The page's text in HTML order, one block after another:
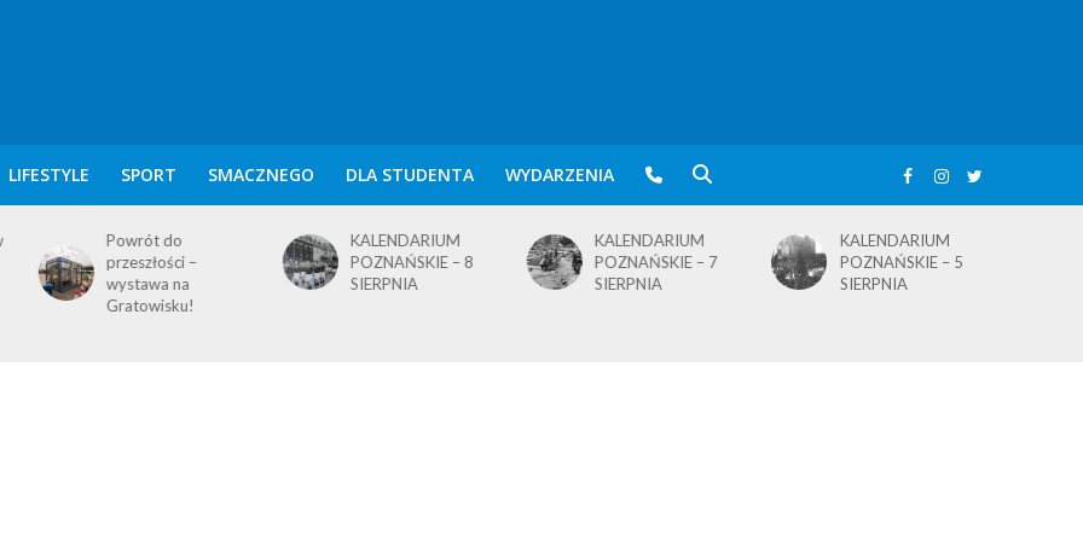
LIFESTYLE SPORT SMACZNEGO DLA STUDENTA WYDARZENIA
KALENDARIUM
POZNAŃSKIE – 8
SIERPNIA
KALENDARIUM
POZNAŃSKIE – 7
SIERPNIA
KALENDARIUM
POZNAŃSKIE – 5
SIERPNIA
KALENDARIUM
POZNAŃSKIE – 4
SIERPNIA